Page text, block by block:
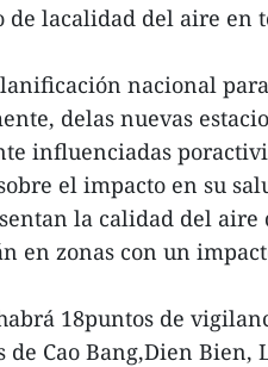
de lacalidad del aire en
nacional
delas nuevas
influenciadas
el impacto en su
la calidad del aire
en zonas con un
18puntos de
Cao Bang,Dien Bien,